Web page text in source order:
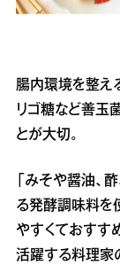
腸内環境を整え
リゴ糖など善玉
とが大切。
「みそや醤油、
る発酵調味料を
やすくておすす
活躍する料理家